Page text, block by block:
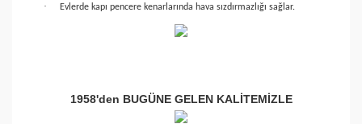
· Evlerde kapı pencere kenarlarında hava sızdırmazlığı sağlar.
1958'den BUGÜNE GELEN KALİTEMİZLE